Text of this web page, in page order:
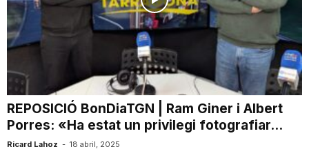
C
u
t
REPOSICIÓ BonDiaTGN | Ram Giner i Albert
Porres: «Ha estat un privilegi fotografiar...
Ricard Lahoz - 18 abril, 2025